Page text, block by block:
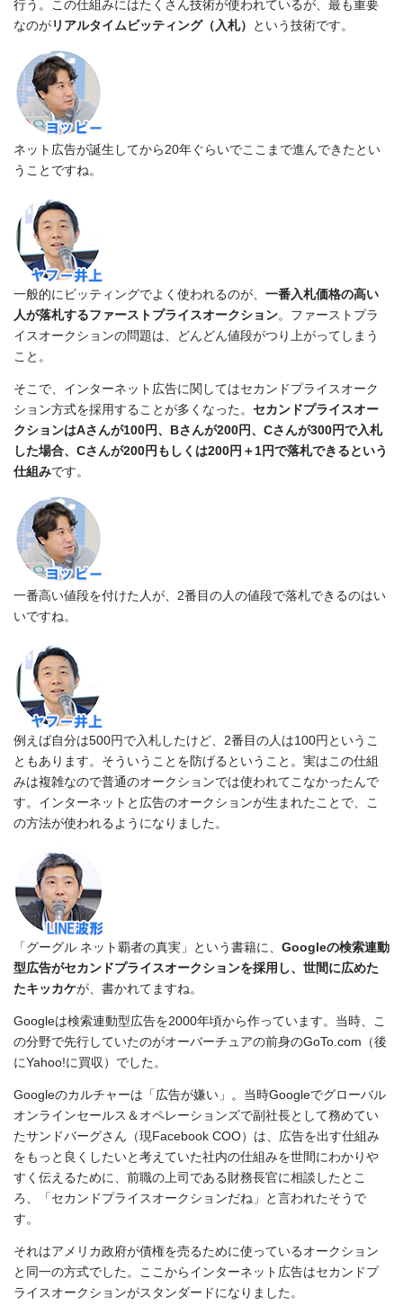
行う。この仕組みにはたくさん技術が使われているが、最も重要
なのがリアルタイムビッティング（入札） という技術です。
ネット広告が誕生してから20年ぐらいでここまで進んできたとい
うことですね。
一般的にビッティングでよく使われるのが、 一番入札価格の高い
人が落札するファーストプライスオークション。ファーストプラ
イスオークションの問題は、どんどん値段がつり上がってしまう
こと。
そこで、インターネット広告に関してはセカンドプライスオーク
ション方式を採用することが多くなった。 セカンドプライスオー
クションはAさんが100円、Bさんが200円、Cさんが300円で入札
した場合、Cさんが200円もしくは200円＋1円で落札できるという
仕組みです。
一番高い値段を付けた人が、2番目の人の値段で落札できるのはい
いですね。
例えば自分は500円で入札したけど、2番目の人は100円というこ
ともあります。そういうことを防げるということ。実はこの仕組
みは複雑なので普通のオークションでは使われてこなかったんで
す。インターネットと広告のオークションが生まれたことで、こ
の方法が使われるようになりました。
「グーグル ネット覇者の真実」という書籍に、 Googleの検索連動
型広告がセカンドプライスオークションを採用し、世間に広めた
たキッカケが、書かれてますね。
Googleは検索連動型広告を2000年頃から作っています。当時、こ
の分野で先行していたのがオーバーチュアの前身のGoTo.com（後
にYahoo!に買収）でした。
Googleのカルチャーは「広告が嫌い」。当時Googleでグローバル
オンラインセールス＆オペレーションズで副社長として務めてい
たサンドバーグさん（現Facebook COO）は、広告を出す仕組み
をもっと良くしたいと考えていた社内の仕組みを世間にわかりや
すく伝えるために、前職の上司である財務長官に相談したとこ
ろ、「セカンドプライスオークションだね」と言われたそうで
す。
それはアメリカ政府が債権を売るために使っているオークション
と同一の方式でした。ここからインターネット広告はセカンドプ
ライスオークションがスタンダードになりました。